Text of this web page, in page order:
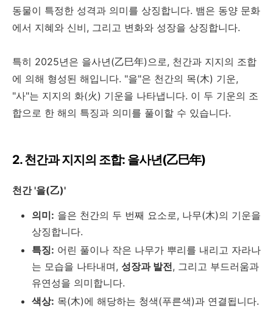
동물이 특정한 성격과 의미를 상징합니다. 뱀은 동양 문화
에서 지혜와 신비, 그리고 변화와 성장을 상징합니다.
특히 2025년은 을사년(乙巳年)으로, 천간과 지지의 조합
에 의해 형성된 해입니다. "을"은 천간의 목(木) 기운,
"사"는 지지의 화(火) 기운을 나타냅니다. 이 두 기운의 조
합으로 한 해의 특징과 의미를 풀이할 수 있습니다.
2. 천간과 지지의 조합: 을사년(乙巳年)
천간 '을(乙)'
의미: 을은 천간의 두 번째 요소로, 나무(木)의 기운을
상징합니다.
특징: 어린 풀이나 작은 나무가 뿌리를 내리고 자라나
는 모습을 나타내며, 성장과 발전, 그리고 부드러움과
유연성을 의미합니다.
색상: 목(木)에 해당하는 청색(푸른색)과 연결됩니다.